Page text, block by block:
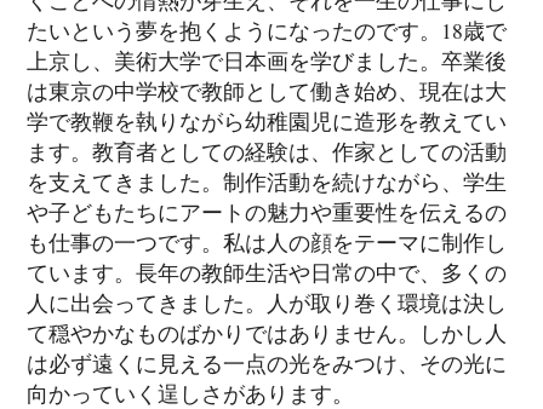
たいという夢を抱くようになったのです。18歳で
上京し、美術大学で日本画を学びました。卒業後
は東京の中学校で教師として働き始め、現在は大
学で教鞭を執りながら幼稚園児に造形を教えてい
ます。教育者としての経験は、作家としての活動
を支えてきました。制作活動を続けながら、学生
や子どもたちにアートの魅力や重要性を伝えるの
も仕事の一つです。私は人の顔をテーマに制作し
ています。長年の教師生活や日常の中で、多くの
人に出会ってきました。人が取り巻く環境は決し
て穏やかなものばかりではありません。しかし人
は必ず遠くに見える一点の光をみつけ、その光に
向かっていく逞しさがあります。